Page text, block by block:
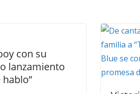
con su
lanzamiento
hablo”